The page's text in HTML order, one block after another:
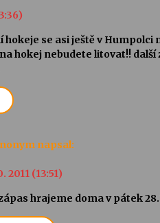
se asi ještě v Humpolci
hokej nebudete litovat!! další
napsal:
2011 (13:51)
hrajeme doma v pátek